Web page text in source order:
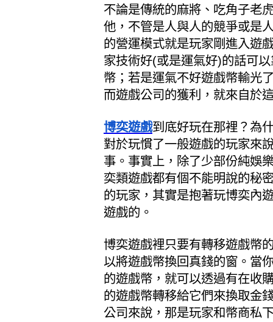
不論是傳統的麻將、吃角子老
他，不管是人與人的競爭或是
的營運模式就是玩家剛進入遊
家技術好(或是運氣好)的話可
幣；若是運氣不好遊戲幣輸光
而遊戲公司的獲利，就來自於
博奕遊戲到底好玩在那裡？為
對於玩慣了一般遊戲的玩家來
事。事實上，除了少部份純娛
奕類遊戲都有個不能明說的秘
的玩家，其實是抱著玩博奕內
遊戲的。
博奕遊戲裡只要有轉移遊戲幣
以將遊戲幣換回真錢的窗。當
的遊戲幣，就可以透過有在收
的遊戲幣轉移給它們來換取金
公司來說，那是玩家和幣商私